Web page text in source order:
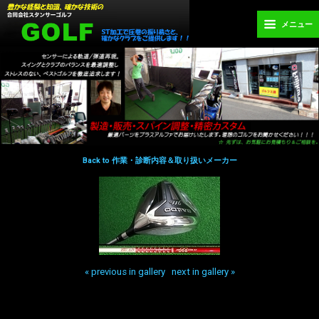
メニュー
Back to 作業・診断内容＆取り扱いメーカー
« previous in gallery next in gallery »